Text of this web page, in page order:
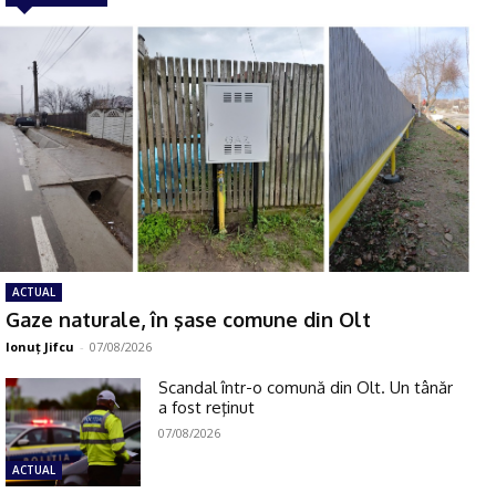
ACTUAL
Gaze naturale, în şase comune din Olt
Ionuţ Jifcu - 07/08/2026
ACTUAL
Scandal într-o comună din Olt. Un tânăr
a fost reţinut
07/08/2026